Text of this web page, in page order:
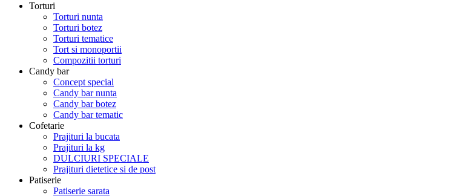
Torturi
Torturi nunta
Torturi botez
Torturi tematice
Tort si monoportii
Compozitii torturi
Candy bar
Concept special
Candy bar nunta
Candy bar botez
Candy bar tematic
Cofetarie
Prajituri la bucata
Prajituri la kg
DULCIURI SPECIALE
Prajituri dietetice si de post
Patiserie
Patiserie sarata